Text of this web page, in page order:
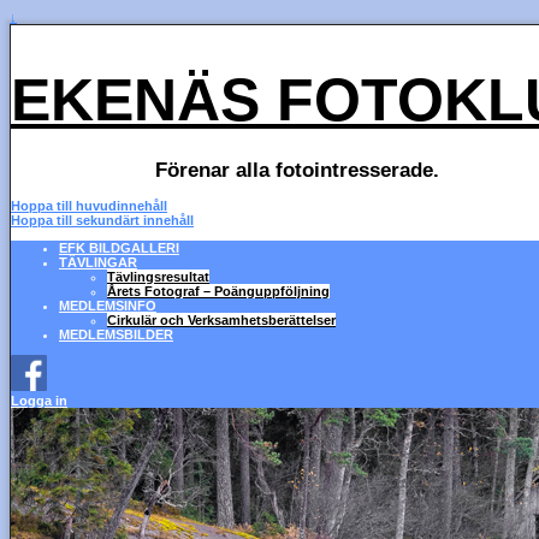
↓
EKENÄS
Förenar alla fotointresserade.
Hoppa till huvudinnehåll
Hoppa till sekundärt innehåll
EFK BILDGALLERI
TÄVLINGAR
Tävlingsresultat
Årets Fotograf – Poänguppföljning
MEDLEMSINFO
Cirkulär och Verksamhetsberättelser
MEDLEMSBILDER
Logga in